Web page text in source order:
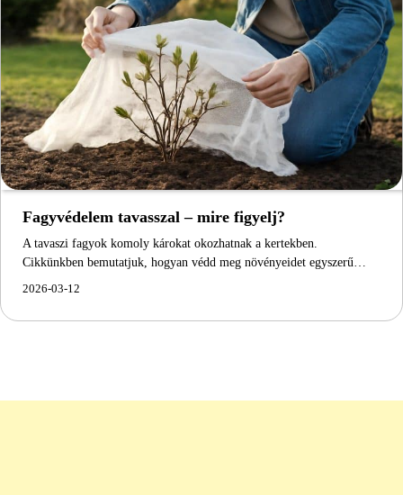
Fagyvédelem tavasszal – mire figyelj?
A tavaszi fagyok komoly károkat okozhatnak a kertekben.
Cikkünkben bemutatjuk, hogyan védd meg növényeidet egyszerű…
2026-03-12